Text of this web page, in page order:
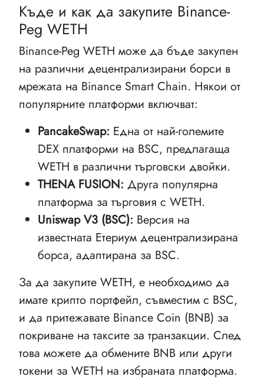
Къде и как да закупите Binance-
Peg WETH
Binance-Peg WETH може да бъде закупен
на различни децентрализирани борси в
мрежата на Binance Smart Chain. Някои от
популярните платформи включват:
PancakeSwap: Една от най-големите
DEX платформи на BSC, предлагаща
WETH в различни търговски двойки.
THENA FUSION: Друга популярна
платформа за търговия с WETH.
Uniswap V3 (BSC): Версия на
известната Етериум децентрализирана
борса, адаптирана за BSC.
За да закупите WETH, е необходимо да
имате крипто портфейл, съвместим с BSC,
и да притежавате Binance Coin (BNB) за
покриване на таксите за транзакции. След
това можете да обмените BNB или други
токени за WETH на избраната платформа.